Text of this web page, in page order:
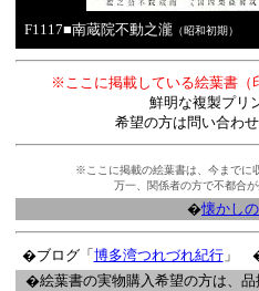
F1117■南蔵院不動之瀧 （昭和初期）
※ここに掲載している絵葉書（
鮮明な複製プリ
希望の方は問い合わ
※ここに掲載の絵葉書は、今までに
万一、関係者の方で不都合が
�懐かし
�ブログ「 博多湾つれづれ紀行」
�絵葉書の実物購入希望の方は、